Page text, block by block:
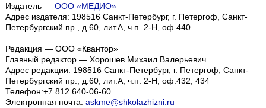
Издатель — ООО «МЕДИО»
Адрес издателя: 198516 Санкт-Петербург, г. Петергоф, Санкт-
Петербургский пр., д.60, лит.А, ч.п. 2-Н, оф.440
Редакция — ООО «Квантор»
Главный редактор — Хорошев Михаил Валерьевич
Адрес редакции: 198516 Санкт-Петербург, г. Петергоф Санкт-
Петербургский пр., д.60, лит.А, ч.п. 2-Н, оф.432, 434
Телефон:+7 812 640-06-60
Электронная почта: askme@shkolazhizni.ru